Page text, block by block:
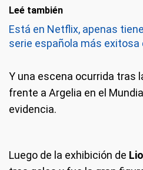
Leé también
Está en Netflix, apenas
serie española más exitosa
Y una escena ocurrida tras
frente a Argelia en el
evidencia.
Luego de la exhibición de